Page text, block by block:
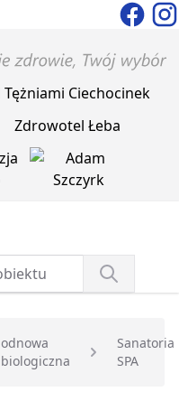
odnowa
biologiczna
Sanatoria
SPA